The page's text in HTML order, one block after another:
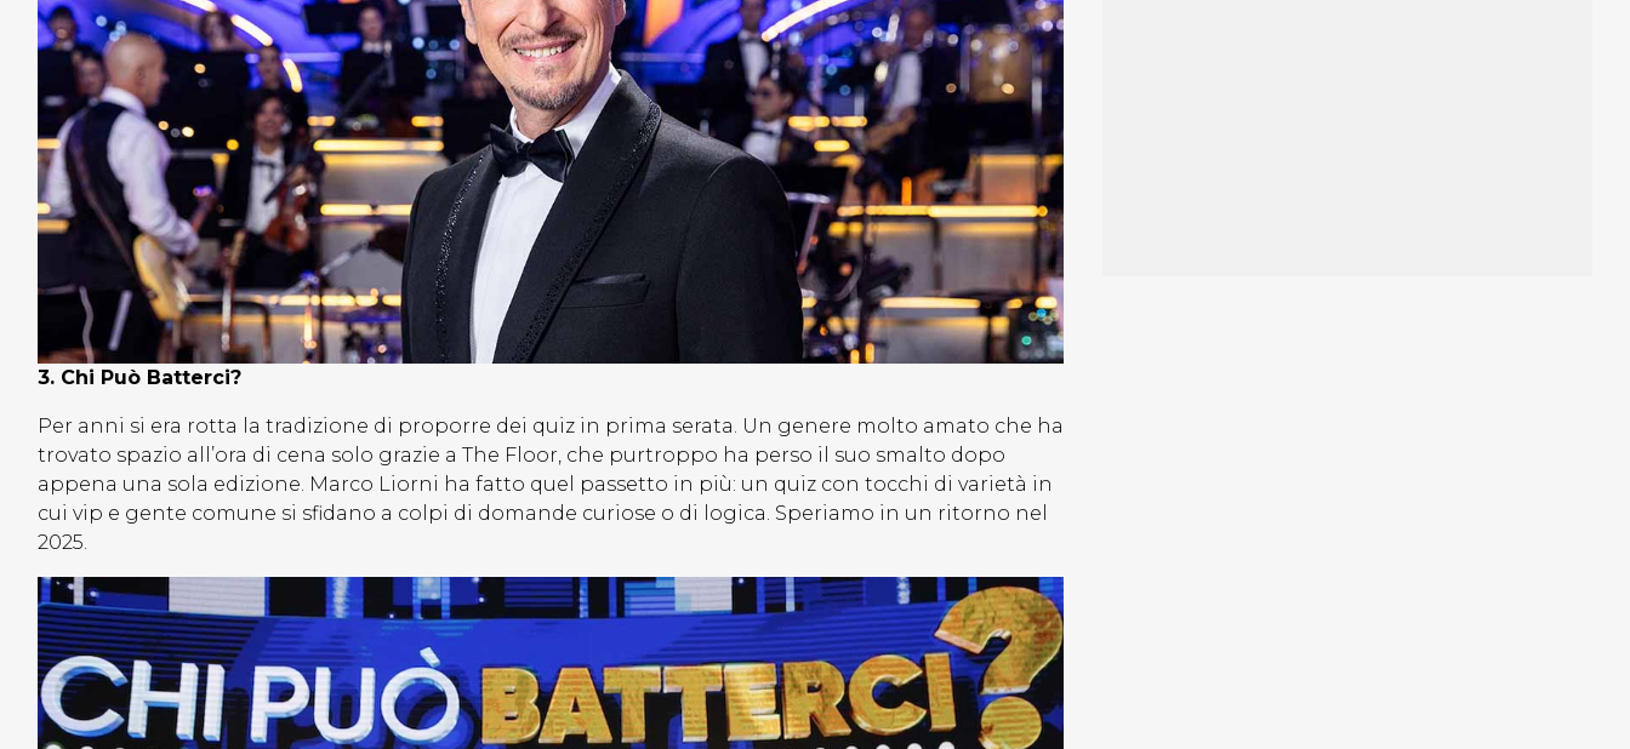
3. Chi Può Batterci?
Per anni si era rotta la tradizione di proporre dei quiz in prima serata. Un genere molto amato che ha
trovato spazio all’ora di cena solo grazie a The Floor, che purtroppo ha perso il suo smalto dopo
appena una sola edizione. Marco Liorni ha fatto quel passetto in più: un quiz con tocchi di varietà in
cui vip e gente comune si sfidano a colpi di domande curiose o di logica. Speriamo in un ritorno nel
2025.